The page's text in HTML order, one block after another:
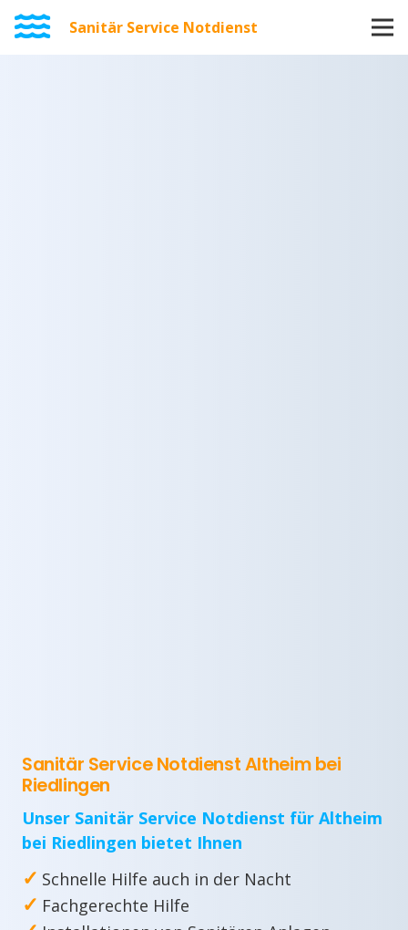
Sanitär Service Notdienst
Sanitär Service Notdienst Altheim bei
Riedlingen
Unser Sanitär Service Notdienst für Altheim
bei Riedlingen bietet Ihnen
✓ Schnelle Hilfe auch in der Nacht
✓ Fachgerechte Hilfe